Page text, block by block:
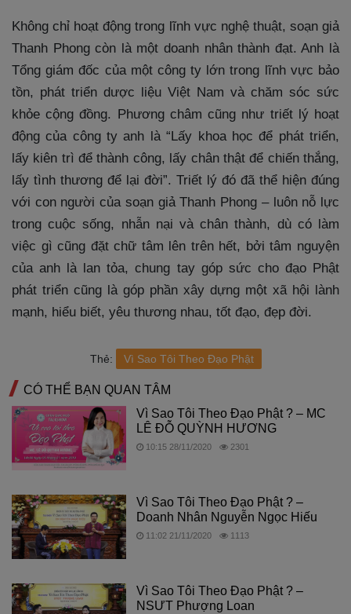
Không chỉ hoạt động trong lĩnh vực nghệ thuật, soạn giả
Thanh Phong còn là một doanh nhân thành đạt. Anh là
Tổng giám đốc của một công ty lớn trong lĩnh vực bảo
tồn, phát triển dược liệu Việt Nam và chăm sóc sức
khỏe cộng đồng. Phương châm cũng như triết lý hoạt
động của công ty anh là “Lấy khoa học để phát triển,
lấy kiên trì để thành công, lấy chân thật để chiến thắng,
lấy tình thương để lại đời”. Triết lý đó đã thể hiện đúng
với con người của soạn giả Thanh Phong – luôn nỗ lực
trong cuộc sống, nhẫn nại và chân thành, dù có làm
việc gì cũng đặt chữ tâm lên trên hết, bởi tâm nguyện
của anh là lan tỏa, chung tay góp sức cho đạo Phật
phát triển cũng là góp phần xây dựng một xã hội lành
mạnh, hiểu biết, yêu thương nhau, tốt đạo, đẹp đời.
Thẻ: Vì Sao Tôi Theo Đạo Phật
CÓ THỂ BẠN QUAN TÂM
Vì Sao Tôi Theo Đạo Phật ? – MC
LÊ ĐỖ QUỲNH HƯƠNG
10:15 28/11/2020 2301
Vì Sao Tôi Theo Đạo Phật ? –
Doanh Nhân Nguyễn Ngọc Hiếu
11:02 21/11/2020 1113
Vì Sao Tôi Theo Đạo Phật ? –
NSƯT Phượng Loan